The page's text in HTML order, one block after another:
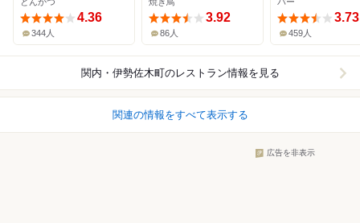
4.36
344人
3.92
86人
3.73
459人
関内・伊勢佐木町のレストラン情報を見る
関連の情報をすべて表示する
広告を非表示